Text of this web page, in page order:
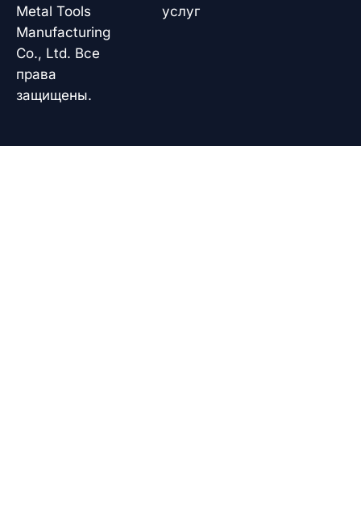
Metal Tools
Manufacturing
Co., Ltd. Все
права
защищены.
услуг